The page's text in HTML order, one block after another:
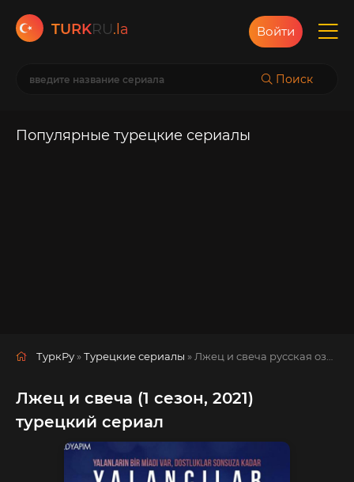
TURKRU.la
Поиск
Войти
Популярные турецкие сериалы
ТуркРу »Турецкие сериалы » Лжец и свеча русская озвучка смотреть полностью онлайн!
Лжец и свеча (1 сезон, 2021)
турецкий сериал